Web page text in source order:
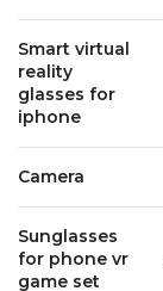
Smart virtual
reality
glasses for
iphone
Camera
Sunglasses
for phone vr
game set